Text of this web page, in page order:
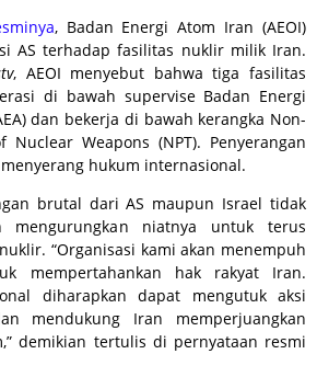
, Badan Energi Atom Iran (AEOI)
AS terhadap fasilitas nuklir milik Iran.
, AEOI menyebut bahwa tiga fasilitas
di bawah supervise Badan Energi
dan bekerja di bawah kerangka Non-
Nuclear Weapons (NPT). Penyerangan
hukum internasional.
brutal dari AS maupun Israel tidak
mengurungkan niatnya untuk terus
“Organisasi kami akan menempuh
mempertahankan hak rakyat Iran.
diharapkan dapat mengutuk aksi
mendukung Iran memperjuangkan
demikian tertulis di pernyataan resmi